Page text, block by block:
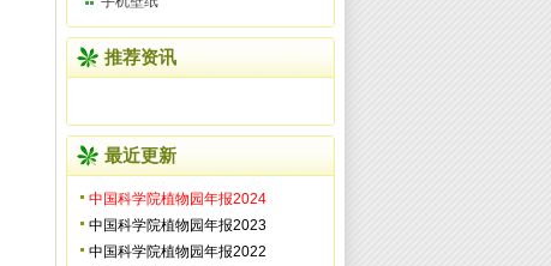
推荐资讯
最近更新
中国科学院植物园年报2024
中国科学院植物园年报2023
中国科学院植物园年报2022